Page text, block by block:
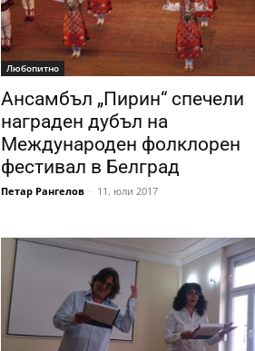
Любопитно
Ансамбъл „Пирин“ спечели
награден дубъл на
Международен фолклорен
фестивал в Белград
Петар Рангелов - 11. юли 2017